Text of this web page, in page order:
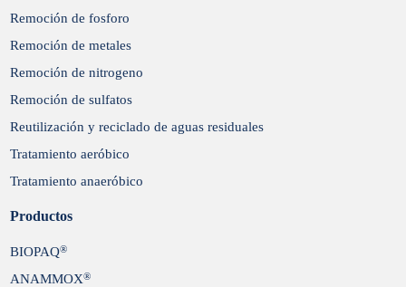
Remoción de fosforo
Remoción de metales
Remoción de nitrogeno
Remoción de sulfatos
Reutilización y reciclado de aguas residuales
Tratamiento aeróbico
Tratamiento anaeróbico
Productos
BIOPAQ®
ANAMMOX®